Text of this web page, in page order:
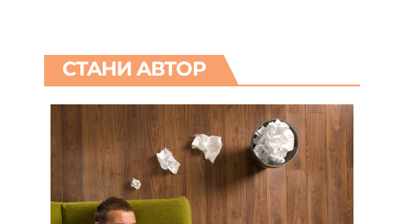
СТАНИ АВТОР